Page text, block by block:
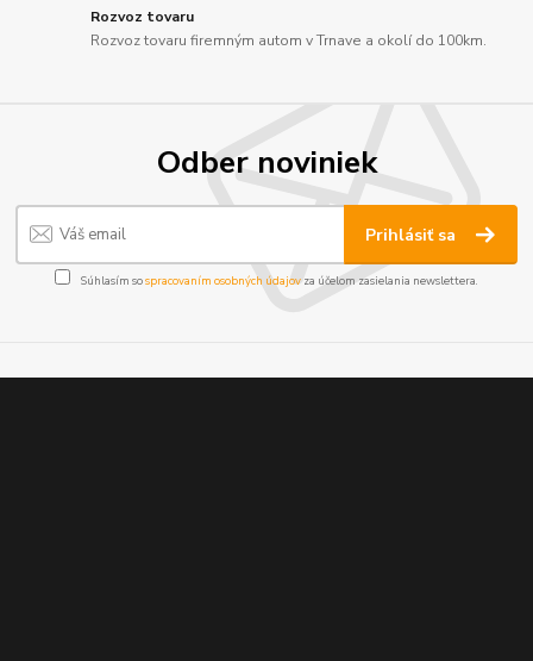
Rozvoz tovaru
Rozvoz tovaru firemným autom v Trnave a okolí do 100km.
Odber noviniek
Prihlásiť sa
Súhlasím sospracovaním osobných údajov za účelom zasielania newslettera.